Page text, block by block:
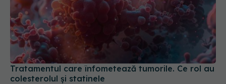
Tratamentul care înfometează tumorile. Ce rol au
colesterolul și statinele